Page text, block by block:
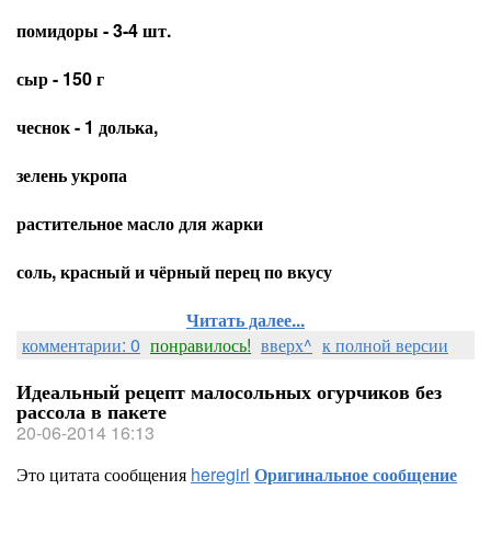
помидоры - 3-4 шт.
сыр - 150 г
чеснок - 1 долька,
зелень укропа
растительное масло для жарки
соль, красный и чёрный перец по вкусу
Читать далее...
комментарии: 0 понравилось! вверх^ к полной версии
Идеальный рецепт малосольных огурчиков без
рассола в пакете
20-06-2014 16:13
Это цитата сообщения heregirl Оригинальное сообщение